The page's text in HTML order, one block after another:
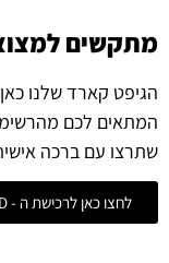
מתקשים
הגיפט קארד שלנו
המתאים לכם
שתרצו עם ברכה
לחצו כאן לרכישת ה - GIFTCARD